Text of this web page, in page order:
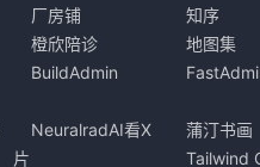
厂房铺 知序
橙欣陪诊 地图集
BuildAdmin
NeuralradAI看X
片
蒲汀书画
Tailwind